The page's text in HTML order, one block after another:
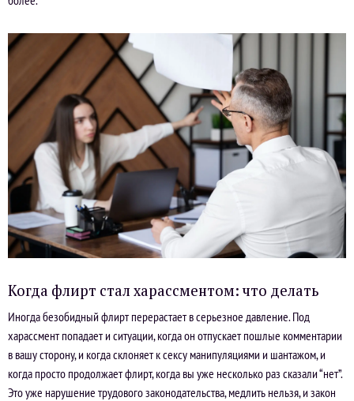
Когда флирт стал харассментом: что делать
Иногда безобидный флирт перерастает в серьезное давление. Под
харассмент попадает и ситуации, когда он отпускает пошлые комментарии
в вашу сторону, и когда склоняет к сексу манипуляциями и шантажом, и
когда просто продолжает флирт, когда вы уже несколько раз сказали “нет”.
Это уже нарушение трудового законодательства, медлить нельзя, и закон